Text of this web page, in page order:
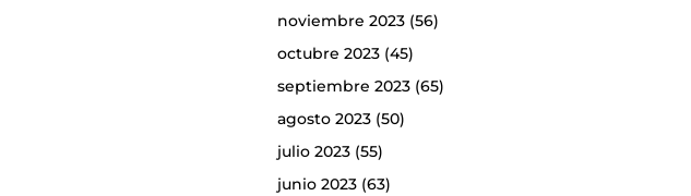
noviembre 2023(56)
octubre 2023(45)
septiembre 2023(65)
agosto 2023(50)
julio 2023(55)
junio 2023(63)